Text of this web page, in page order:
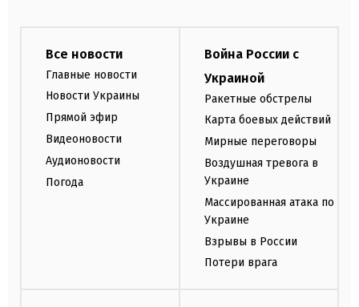
Все новости
Главные новости
Новости Украины
Прямой эфир
Видеоновости
Аудионовости
Погода
Война России с
Украиной
Ракетные обстрелы
Карта боевых действий
Мирные переговоры
Воздушная тревога в
Украине
Массированная атака по
Украине
Взрывы в России
Потери врага